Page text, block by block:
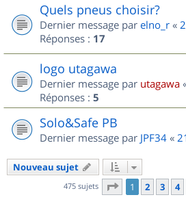
Quels pneus choisir?
Dernier message par elno_r «
Réponses : 17
logo utagawa
Dernier message par utagawa
Réponses : 5
Solo&Safe PB
Dernier message par JPF34 «
Nouveau sujet
475 sujets Page 1sur
1 2 3 4